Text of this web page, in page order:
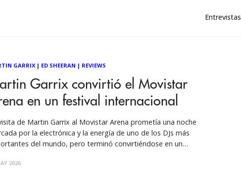
Entrevistas
GARRIX| ED SHEERAN | REVIEWS
Garrix convirtió el Movistar
en un festival internacional
de Martin Garrix al Movistar Arena prometía una noche
por la electrónica y la energía de uno de los DJs más
del mundo, pero terminó convirtiéndose en un
lleno y un público que respondió desde los
2026